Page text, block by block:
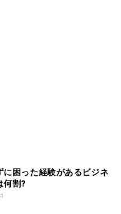
に困った経験があるビジネ
何割?